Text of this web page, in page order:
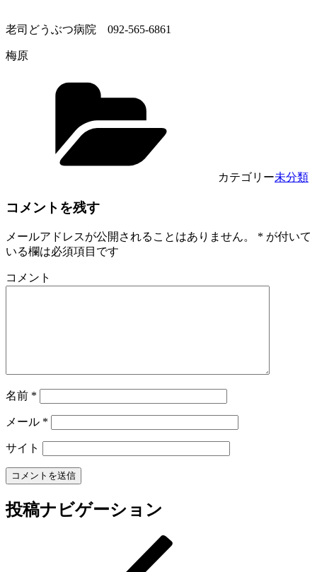
老司どうぶつ病院 092-565-6861
梅原
カテゴリー未分類
コメントを残す
メールアドレスが公開されることはありません。 * が付いて
いる欄は必須項目です
コメント
名前 *
メール *
サイト
投稿ナビゲーション